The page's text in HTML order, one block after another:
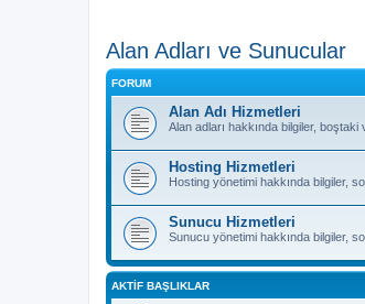
Alan Adları ve Sunucular
FORUM
Alan Adı Hizmetleri
Alan adları hakkında bilgiler, boştaki
Hosting Hizmetleri
Hosting yönetimi hakkında bilgiler,
Sunucu Hizmetleri
Sunucu yönetimi hakkında bilgiler,
AKTIF BAŞLIKLAR